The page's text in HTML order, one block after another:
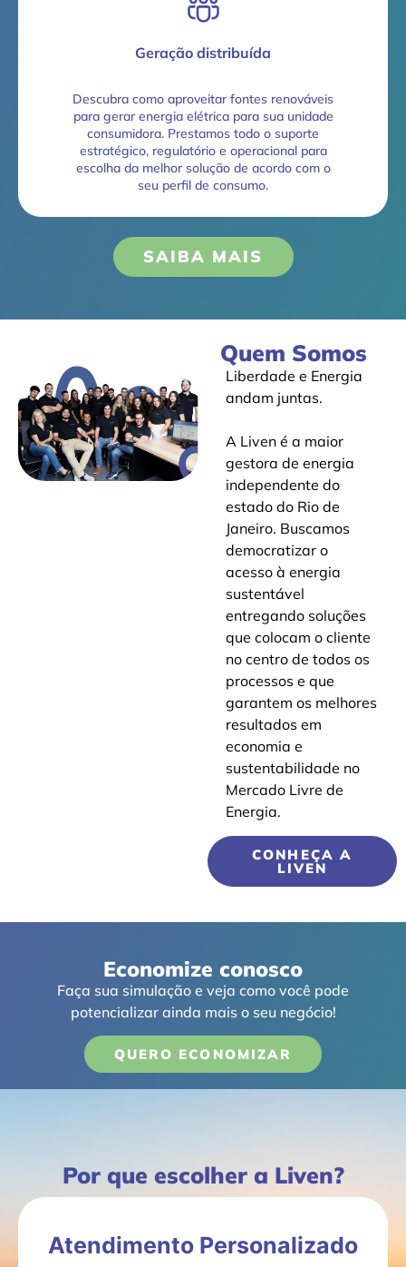
Geração distribuída
Descubra como aproveitar fontes renováveis
para gerar energia elétrica para sua unidade
consumidora. Prestamos todo o suporte
estratégico, regulatório e operacional para
escolha da melhor solução de acordo com o
seu perfil de consumo.
SAIBA MAIS
Quem Somos
Liberdade e Energia
andam juntas.
A Liven é a maior
gestora de energia
independente do
estado do Rio de
Janeiro. Buscamos
democratizar o
acesso à energia
sustentável
entregando soluções
que colocam o cliente
no centro de todos os
processos e que
garantem os melhores
resultados em
economia e
sustentabilidade no
Mercado Livre de
Energia.
CONHEÇA A
LIVEN
Economize conosco
Faça sua simulação e veja como você pode
potencializar ainda mais o seu negócio!
QUERO ECONOMIZAR
Por que escolher a Liven?
Atendimento Personalizado